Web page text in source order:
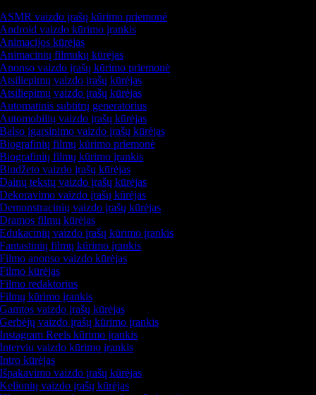
vaizdo įrašų kūrimo priemonė
vaizdo kūrimo įrankis
kūrėjas
filmukų kūrėjas
vaizdo įrašų kūrimo priemonė
vaizdo įrašų kūrėjas
vaizdo įrašų kūrėjas
subtitrų generatorius
vaizdo įrašų kūrėjas
įgarsinimo vaizdo įrašų kūrėjas
filmų kūrimo priemonė
filmų kūrimo įrankis
vaizdo įrašų kūrėjas
tekstų vaizdo įrašų kūrėjas
vaizdo įrašų kūrėjas
vaizdo įrašų kūrėjas
filmų kūrėjas
vaizdo įrašų kūrimo įrankis
filmų kūrimo įrankis
anonso vaizdo kūrėjas
kūrėjas
redaktorius
kūrimo įrankis
vaizdo įrašų kūrėjas
vaizdo įrašų kūrimo įrankis
Reels kūrimo įrankis
vaizdo kūrimo įrankis
kūrėjas
vaizdo įrašų kūrėjas
vaizdo įrašų kūrėjas